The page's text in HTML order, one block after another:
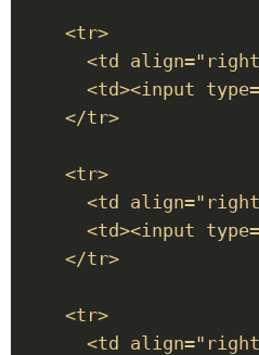
    <tr>
<td
<td><input
    </tr>
    <tr>
<td
<td><input
    </tr>
    <tr>
<td